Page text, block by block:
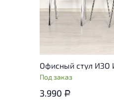
Под заказ
3.990 Р